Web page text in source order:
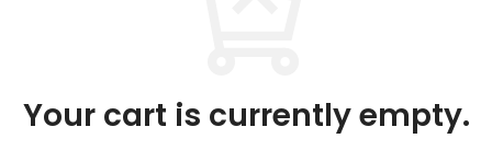
Your cart is currently empty.